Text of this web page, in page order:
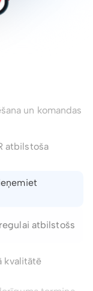
atbilstoša
atbilstošs
kvalitātē
termiņa